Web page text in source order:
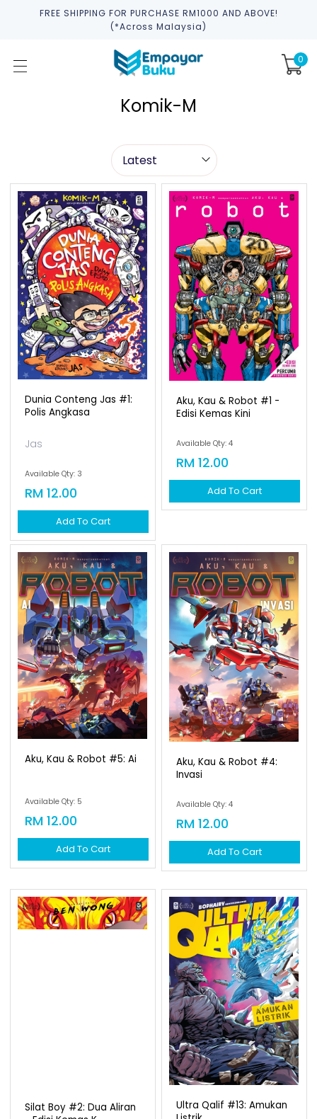
FREE SHIPPING FOR PURCHASE RM1000 AND ABOVE!
(*across Malaysia)
0
Komik-M
Dunia Conteng Jas #1:
Polis Angkasa
Jas
Available Qty: 3
RM 12.00
Add To Cart
Aku, Kau & Robot #1 -
Edisi Kemas Kini
Available Qty: 4
RM 12.00
Add To Cart
Aku, Kau & Robot #5: Ai
Available Qty: 5
RM 12.00
Add To Cart
Aku, Kau & Robot #4:
Invasi
Available Qty: 4
RM 12.00
Add To Cart
Silat Boy #2: Dua Aliran
Ultra Qalif #13: Amukan